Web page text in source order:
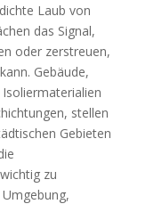
Laub von
das Signal,
oder zerstreuen,
Gebäude,
stellen
Gebieten
zu